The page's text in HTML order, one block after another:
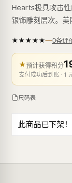
Hearts极具攻击
银饰雕刻层次。美
★★★★★—0条评
★预计获得积分
支付成功后到账 · 1
尺码表
此商品已下架！